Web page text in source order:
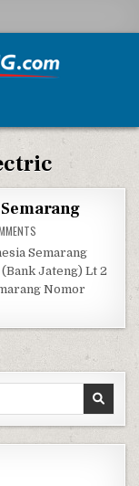
Semarang
Jateng) Lt 2
Nomor